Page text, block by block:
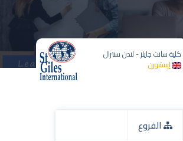
كلية سانت جايلز - لندن سنترال
إيستبورن
الفروع